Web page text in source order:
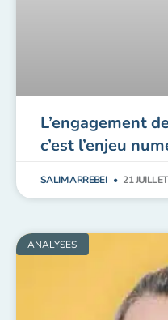
L’engagement
c’est l’enjeu
SALIM ARREBEI 21
ANALYSES